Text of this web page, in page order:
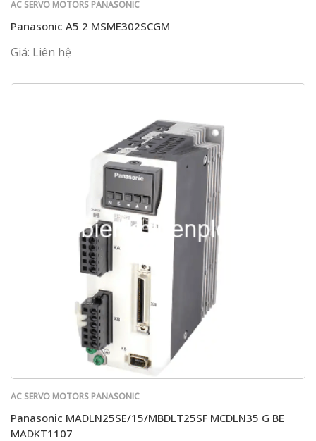
AC SERVO MOTORS PANASONIC
Panasonic A5 2 MSME302SCGM
Giá: Liên hệ
AC SERVO MOTORS PANASONIC
Panasonic MADLN25SE/15/MBDLT25SF MCDLN35 G BE
MADKT1107